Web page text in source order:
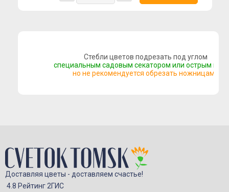
Букеты с гвоздикой
Моно-букеты
Букеты с герберой
Букеты с гортензией
Цветы
Композиции
Стебли цветов подрезать под углом
специальным садовым секатором или острым
но не рекомендуется обрезать ножницами
Доставляя цветы - доставляем счастье!
4.8 Рейтинг 2ГИС